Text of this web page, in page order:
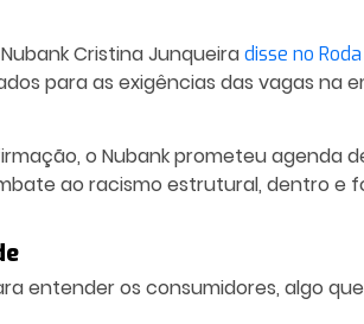
Cristina Junqueiradisse no
para as exigências das vagas na
o Nubank prometeu agenda
ao racismo estrutural, dentro e
entender os consumidores, algo